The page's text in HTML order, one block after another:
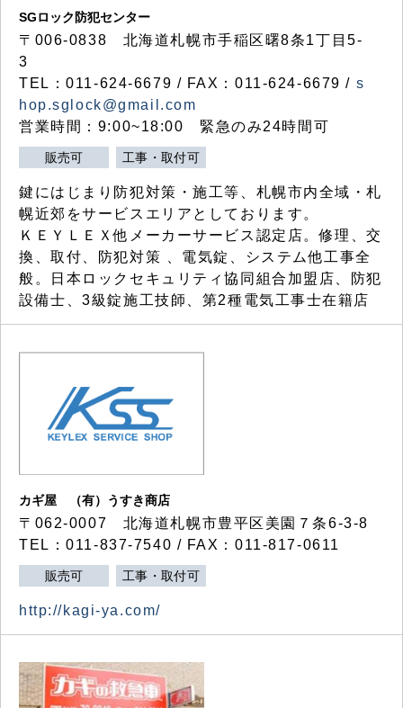
SGロック防犯センター
〒006-0838 北海道札幌市手稲区曙8条1丁目5-
3
TEL：011-624-6679 / FAX：011-624-6679 / s
hop.sglock@gmail.com
営業時間：9:00~18:00 緊急のみ24時間可
販売可 工事・取付可
鍵にはじまり防犯対策・施工等、札幌市内全域・札
幌近郊をサービスエリアとしております。
ＫＥＹＬＥＸ他メーカーサービス認定店。修理、交
換、取付、防犯対策 、電気錠、システム他工事全
般。日本ロックセキュリティ協同組合加盟店、防犯
設備士、3級錠施工技師、第2種電気工事士在籍店
カギ屋 （有）うすき商店
〒062-0007 北海道札幌市豊平区美園７条6-3-8
TEL：011-837-7540 / FAX：011-817-0611
販売可 工事・取付可
http://kagi-ya.com/